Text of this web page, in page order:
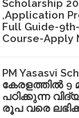
Scholarship
,Application
Full Guide-9th-
Course-Apply
PM Yasasvi
കേരളത്തിൽ
പഠിക്കുന്ന
രൂപ വരെ